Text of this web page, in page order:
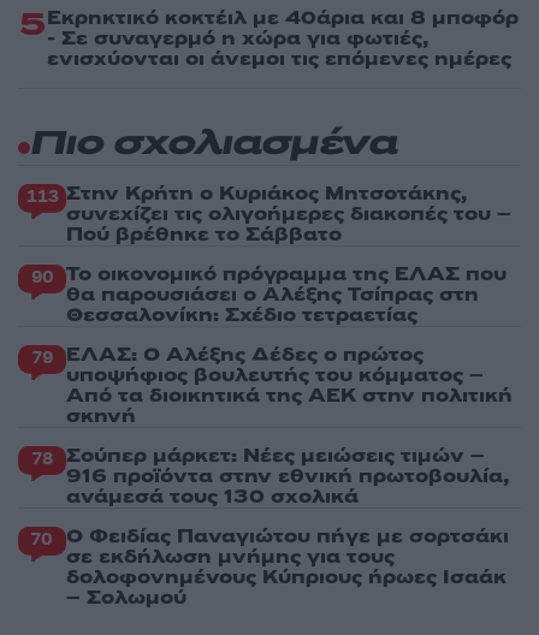
5Εκρηκτικό κοκτέιλ με 40άρια και 8 μποφόρ
- Σε συναγερμό η χώρα για φωτιές,
ενισχύονται οι άνεμοι τις επόμενες ημέρες
Πιο σχολιασμένα
113 Στην Κρήτη ο Κυριάκος Μητσοτάκης,
συνεχίζει τις ολιγοήμερες διακοπές του –
Πού βρέθηκε το Σάββατο
90 Το οικονομικό πρόγραμμα της ΕΛΑΣ που
θα παρουσιάσει ο Αλέξης Τσίπρας στη
Θεσσαλονίκη: Σχέδιο τετραετίας
79 ΕΛΑΣ: Ο Αλέξης Δέδες ο πρώτος
υποψήφιος βουλευτής του κόμματος –
Από τα διοικητικά της ΑΕΚ στην πολιτική
σκηνή
78 Σούπερ μάρκετ: Νέες μειώσεις τιμών –
916 προϊόντα στην εθνική πρωτοβουλία,
ανάμεσά τους 130 σχολικά
70 Ο Φειδίας Παναγιώτου πήγε με σορτσάκι
σε εκδήλωση μνήμης για τους
δολοφονημένους Κύπριους ήρωες Ισαάκ
– Σολωμού